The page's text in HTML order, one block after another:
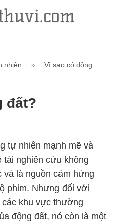
nhiên »
Vì sao có động
đất?
tự nhiên mạnh mẽ và
nghiên cứu không
là nguồn cảm hứng
phim. Nhưng đối với
khu vực thường
động đất, nó còn là một